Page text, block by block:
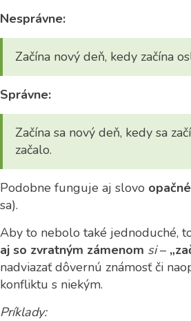
Nesprávne:
Začína nový deň, kedy začína
Správne:
Začína sa nový deň, kedy sa
začalo.
Podobne funguje aj slovo
sa).
Aby to nebolo také jednoduché,
aj so zvratným zámenom si–
nadviazať dôvernú známosť či
konfliktu s niekým.
Príklady: